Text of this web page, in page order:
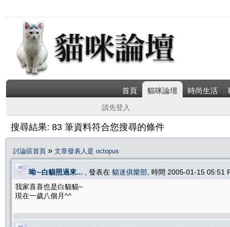
首頁 貓咪論壇 時尚生活
請先登入
搜尋結果: 83 筆資料符合您搜尋的條件
討論區首頁 » 文章發表人是 octopus
呦∼白貓照過來... , 發表在 貓迷俱樂部 , 時間 2005-01-15 05:51
我家喜喜也是白貓貓~
現在一歲八個月^^